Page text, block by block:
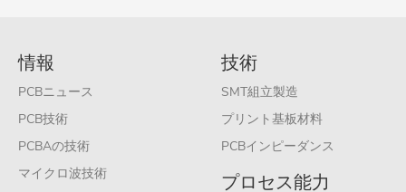
情報
PCBニュース
PCB技術
PCBAの技術
マイクロ波技術
技術
SMT組立製造
プリント基板材料
PCBインピーダンス
プロセス能力